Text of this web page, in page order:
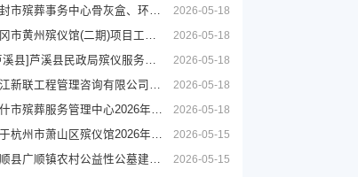
2026-05-18
开封市殡葬事务中心骨灰盒、环保棺等丧葬用品供应商采购项目三标段招标公告
2026-05-18
黄冈市黄州殡仪馆(二期)项目工程设计服务竞争性磋商征求意见公告
2026-05-18
[芦溪县]芦溪县民政局殡仪服务劳务外包项目
2026-05-18
浙江新联工程管理咨询有限公司关于嘉兴市公墓2026年度铜质逝者铭牌制作服务项目的竞争性磋商公告
2026-05-18
喀什市殡葬服务管理中心2026年度殡葬用品采购项目公开招标公告
2026-05-15
关于杭州市萧山区殡仪馆2026年至2029年物业管理服务政府采购项目的公开招标公告
2026-05-15
长顺县广顺镇农村公益性公墓建设项目